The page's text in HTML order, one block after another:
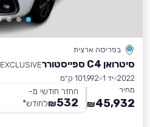
בפריסה ארצית
סיטרואן C4 ספייסטורר
EXCLUSIVE
2022 יד 1
101,992 ק״מ
מחיר
45,932
₪
החזר חודשי מ-
532
₪לחודש*